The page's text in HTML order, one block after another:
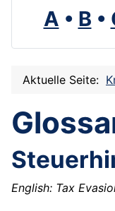
A • B •
Aktuelle Seite:
English: Tax